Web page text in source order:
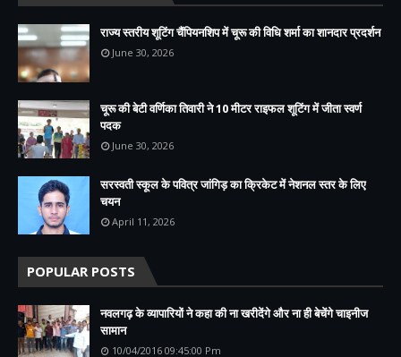
राज्य स्तरीय शूटिंग चैंपियनशिप में चूरू की विधि शर्मा का शानदार प्रदर्शन
June 30, 2026
चूरू की बेटी वर्णिका तिवारी ने 10 मीटर राइफल शूटिंग में जीता स्वर्ण
पदक
June 30, 2026
सरस्वती स्कूल के पवित्र जांगिड़ का क्रिकेट में नेशनल स्तर के लिए
चयन
April 11, 2026
POPULAR POSTS
नवलगढ़ के व्यापारियों ने कहा की ना खरीदेंगे और ना ही बेचेंगे चाइनीज
सामान
10/04/2016 09:45:00 Pm